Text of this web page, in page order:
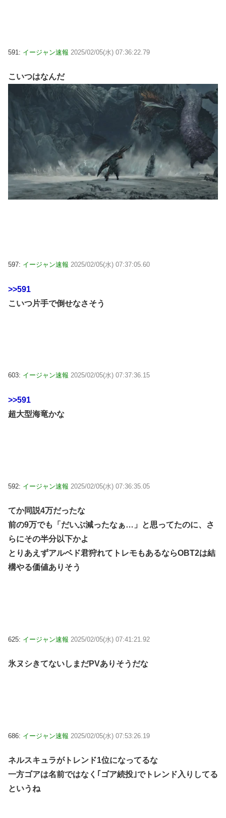
591: イージャン速報 2025/02/05(水) 07:36:22.79
こいつはなんだ
597: イージャン速報 2025/02/05(水) 07:37:05.60
>>591
こいつ片手で倒せなさそう
603: イージャン速報 2025/02/05(水) 07:37:36.15
>>591
超大型海竜かな
592: イージャン速報 2025/02/05(水) 07:36:35.05
てか同説4万だったな
前の9万でも「だいぶ減ったなぁ…」と思ってたのに、さ
らにその半分以下かよ
とりあえずアルベド君狩れてトレモもあるならOBT2は結
構やる価値ありそう
625: イージャン速報 2025/02/05(水) 07:41:21.92
氷ヌシきてないしまだPVありそうだな
686: イージャン速報 2025/02/05(水) 07:53:26.19
ネルスキュラがトレンド1位になってるな
一方ゴアは名前ではなく｢ゴア続投｣でトレンド入りしてる
というね